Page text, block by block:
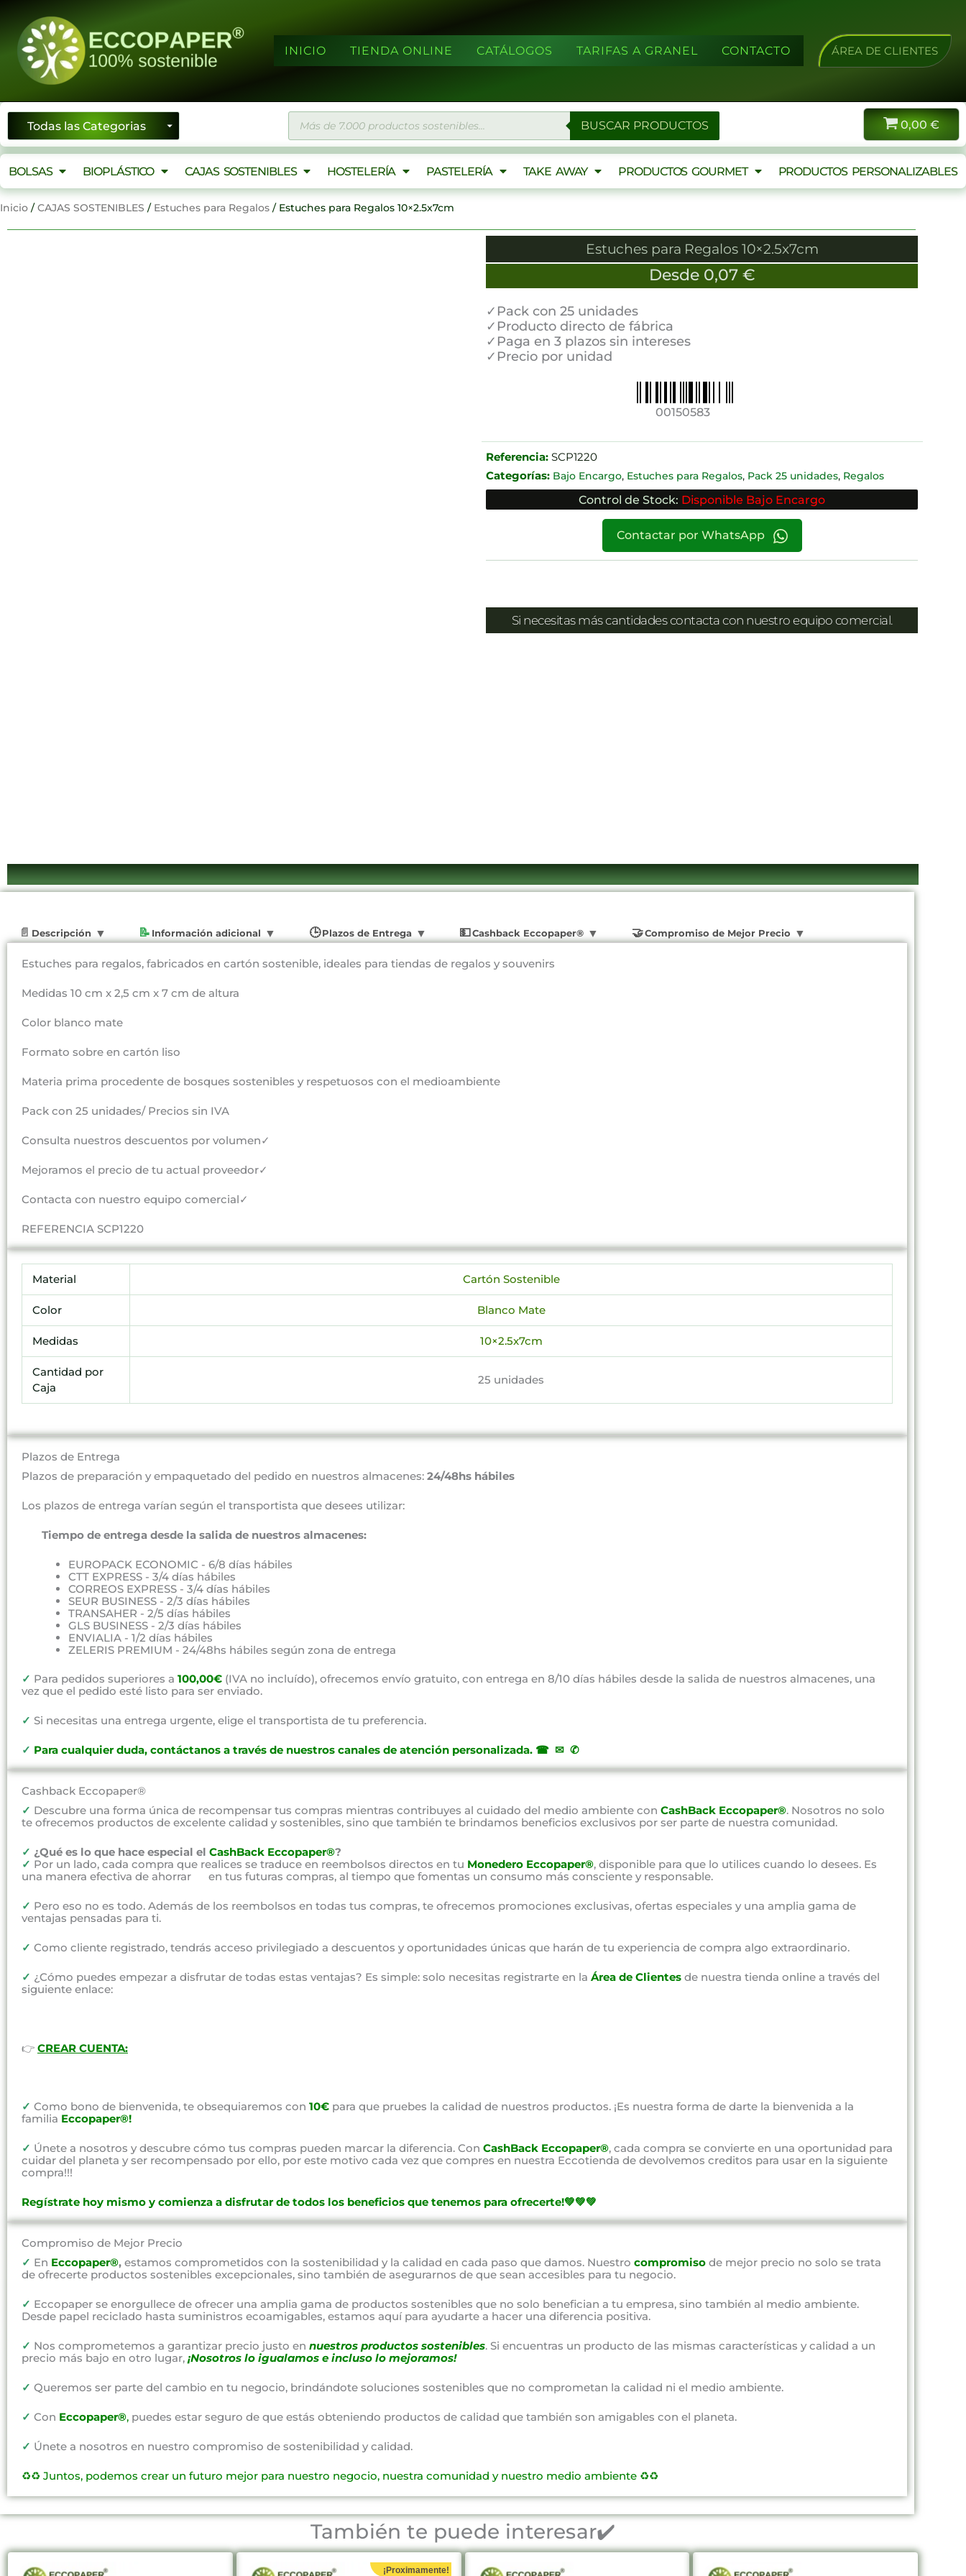
contenido
INICIO TIENDA ONLINE CATÁLOGOS TARIFAS A GRANEL CONTACTO ÁREA DE CLIENTES
de
productos
BUSCAR PRODUCTOS 0,00 €
BOLSAS BIOPLÁSTICO CAJAS SOSTENIBLES HOSTELERÍA PASTELERÍA TAKE AWAY PRODUCTOS GOURMET PRODUCTOS PERSONALIZABLES
Inicio /CAJAS SOSTENIBLES / Estuches para Regalos / Estuches para Regalos 10×2.5x7cm
Estuches para Regalos 10×2.5x7cm
Desde 0,07 €
✓Pack con 25 unidades
✓Producto directo de fábrica
✓Paga en 3 plazos sin intereses
✓Precio por unidad
00150583
Referencia: SCP1220
Categorías: Bajo Encargo, Estuches para Regalos, Pack 25 unidades, Regalos
Control de Stock: Disponible Bajo Encargo
Contactar por WhatsApp
Si necesitas más cantidades contacta con nuestro equipo comercial.
Descripción Información adicional Plazos de Entrega Cashback Eccopaper® Compromiso de Mejor Precio
Estuches para regalos, fabricados en cartón sostenible, ideales para tiendas de regalos y souvenirs
Medidas 10 cm x 2,5 cm x 7 cm de altura
Color blanco mate
Formato sobre en cartón liso
Materia prima procedente de bosques sostenibles y respetuosos con el medioambiente
Pack con 25 unidades/ Precios sin IVA
Consulta nuestros descuentos por volumen✓
Mejoramos el precio de tu actual proveedor✓
Contacta con nuestro equipo comercial✓
REFERENCIA SCP1220
Material Cartón Sostenible
Color Blanco Mate
Medidas 10×2.5x7cm
Cantidad por
Caja
25 unidades
Plazos de Entrega
Plazos de preparación y empaquetado del pedido en nuestros almacenes: 24/48hs hábiles
Los plazos de entrega varían según el transportista que desees utilizar:
Tiempo de entrega desde la salida de nuestros almacenes:
EUROPACK ECONOMIC - 6/8 días hábiles
CTT EXPRESS - 3/4 días hábiles
CORREOS EXPRESS - 3/4 días hábiles
SEUR BUSINESS - 2/3 días hábiles
TRANSAHER - 2/5 días hábiles
GLS BUSINESS - 2/3 días hábiles
ENVIALIA - 1/2 días hábiles
ZELERIS PREMIUM - 24/48hs hábiles según zona de entrega
✓ Para pedidos superiores a 100,00€ (IVA no incluído), ofrecemos envío gratuito, con entrega en 8/10 días hábiles desde la salida de nuestros almacenes, una
vez que el pedido esté listo para ser enviado.
✓ Si necesitas una entrega urgente, elige el transportista de tu preferencia.
✓ Para cualquier duda, contáctanos a través de nuestros canales de atención personalizada. ☎ ✉ ✆
Cashback Eccopaper®
✓ Descubre una forma única de recompensar tus compras mientras contribuyes al cuidado del medio ambiente con CashBack Eccopaper®. Nosotros no solo
te ofrecemos productos de excelente calidad y sostenibles, sino que también te brindamos beneficios exclusivos por ser parte de nuestra comunidad.
✓ ¿Qué es lo que hace especial el CashBack Eccopaper®?
✓ Por un lado, cada compra que realices se traduce en reembolsos directos en tu Monedero Eccopaper®, disponible para que lo utilices cuando lo desees. Es
una manera efectiva de ahorrar en tus futuras compras, al tiempo que fomentas un consumo más consciente y responsable.
✓ Pero eso no es todo. Además de los reembolsos en todas tus compras, te ofrecemos promociones exclusivas, ofertas especiales y una amplia gama de
ventajas pensadas para ti.
✓ Como cliente registrado, tendrás acceso privilegiado a descuentos y oportunidades únicas que harán de tu experiencia de compra algo extraordinario.
✓ ¿Cómo puedes empezar a disfrutar de todas estas ventajas? Es simple: solo necesitas registrarte en la Área de Clientes de nuestra tienda online a través del
siguiente enlace:
👉 CREAR CUENTA:
✓ Como bono de bienvenida, te obsequiaremos con 10€ para que pruebes la calidad de nuestros productos. ¡Es nuestra forma de darte la bienvenida a la
familia Eccopaper®!
✓ Únete a nosotros y descubre cómo tus compras pueden marcar la diferencia. Con CashBack Eccopaper®, cada compra se convierte en una oportunidad para
cuidar del planeta y ser recompensado por ello, por este motivo cada vez que compres en nuestra Eccotienda de devolvemos creditos para usar en la siguiente
compra!!!
Regístrate hoy mismo y comienza a disfrutar de todos los beneficios que tenemos para ofrecerte!💚💚💚
Compromiso de Mejor Precio
✓ En Eccopaper®, estamos comprometidos con la sostenibilidad y la calidad en cada paso que damos. Nuestro compromiso de mejor precio no solo se trata
de ofrecerte productos sostenibles excepcionales, sino también de asegurarnos de que sean accesibles para tu negocio.
✓ Eccopaper se enorgullece de ofrecer una amplia gama de productos sostenibles que no solo benefician a tu empresa, sino también al medio ambiente.
Desde papel reciclado hasta suministros ecoamigables, estamos aquí para ayudarte a hacer una diferencia positiva.
✓ Nos comprometemos a garantizar precio justo en nuestros productos sostenibles. Si encuentras un producto de las mismas características y calidad a un
precio más bajo en otro lugar, ¡Nosotros lo igualamos e incluso lo mejoramos!
✓ Queremos ser parte del cambio en tu negocio, brindándote soluciones sostenibles que no comprometan la calidad ni el medio ambiente.
✓ Con Eccopaper®, puedes estar seguro de que estás obteniendo productos de calidad que también son amigables con el planeta.
✓ Únete a nosotros en nuestro compromiso de sostenibilidad y calidad.
♻️♻️ Juntos, podemos crear un futuro mejor para nuestro negocio, nuestra comunidad y nuestro medio ambiente ♻️♻️
También te puede interesar✔️
¡Proximamente!